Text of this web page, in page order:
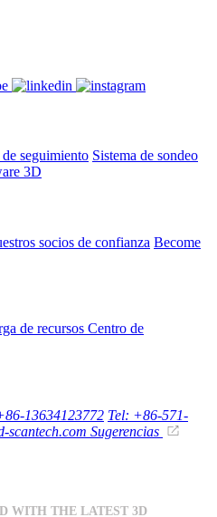
seguimiento Sistema de sondeo
3D
socios de confianza Become
de recursos Centro de
13634123772 Tel: +86-571-
scantech.com Sugerencias